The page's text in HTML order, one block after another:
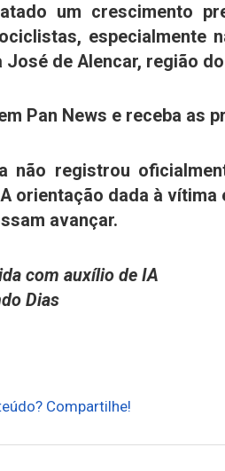
um crescimento
especialmente
José de Alencar, região
Pan News e receba as
não registrou
orientação dada à
avançar.
com auxílio de IA
Dias
Compartilhe!